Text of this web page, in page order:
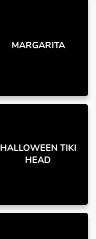
MARGARITA
HALLOWEEN TIKI
HEAD